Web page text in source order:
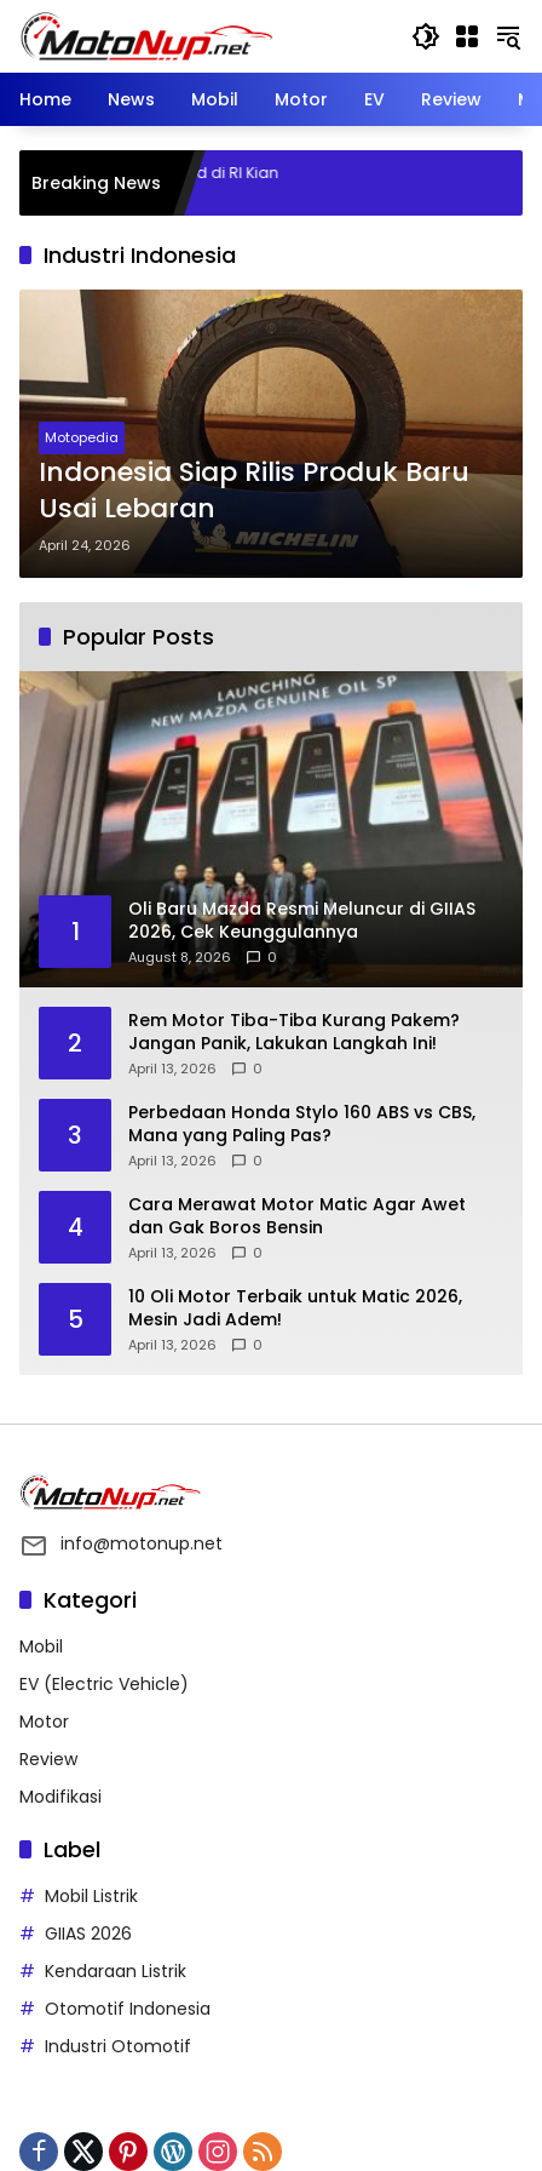
Skip
content
Home
News Mobil Motor EV Review
Breaking News
Mobil Listrik dan Hybrid di RI Kian
Sepanjang 2026
Industri Indonesia
Motopedia
Indonesia Siap Rilis Produk Baru
Usai Lebaran
April 24, 2026
Popular Posts
1
Oli Baru Mazda Resmi Meluncur di GIIAS
2026, Cek Keunggulannya
August 8, 2026 0
2
Rem Motor Tiba-Tiba Kurang Pakem?
Jangan Panik, Lakukan Langkah Ini!
April 13, 2026 0
3
Perbedaan Honda Stylo 160 ABS vs CBS,
Mana yang Paling Pas?
April 13, 2026 0
4
Cara Merawat Motor Matic Agar Awet
dan Gak Boros Bensin
April 13, 2026 0
5
10 Oli Motor Terbaik untuk Matic 2026,
Mesin Jadi Adem!
April 13, 2026 0
info@motonup.net
Kategori
Mobil
EV (Electric Vehicle)
Motor
Review
Modifikasi
Label
Mobil Listrik
GIIAS 2026
Kendaraan Listrik
Otomotif Indonesia
Industri Otomotif